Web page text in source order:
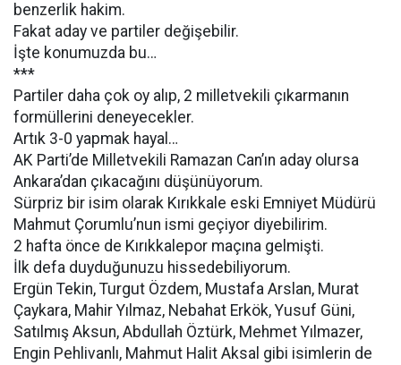
benzerlik hakim.
Fakat aday ve partiler değişebilir.
İşte konumuzda bu…
***
Partiler daha çok oy alıp, 2 milletvekili çıkarmanın
formüllerini deneyecekler.
Artık 3-0 yapmak hayal…
AK Parti’de Milletvekili Ramazan Can’ın aday olursa
Ankara’dan çıkacağını düşünüyorum.
Sürpriz bir isim olarak Kırıkkale eski Emniyet Müdürü
Mahmut Çorumlu’nun ismi geçiyor diyebilirim.
2 hafta önce de Kırıkkalepor maçına gelmişti.
İlk defa duyduğunuzu hissedebiliyorum.
Ergün Tekin, Turgut Özdem, Mustafa Arslan, Murat
Çaykara, Mahir Yılmaz, Nebahat Erkök, Yusuf Güni,
Satılmış Aksun, Abdullah Öztürk, Mehmet Yılmazer,
Engin Pehlivanlı, Mahmut Halit Aksal gibi isimlerin de